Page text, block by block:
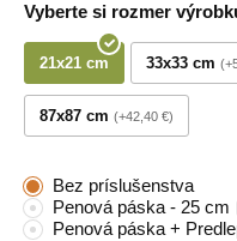
Vyberte si rozmer
21x21 cm 33x33 cm
87x87 cm +42,40 €
Bez príslušenstva
Penová páska - 25 cm
Penová páska +